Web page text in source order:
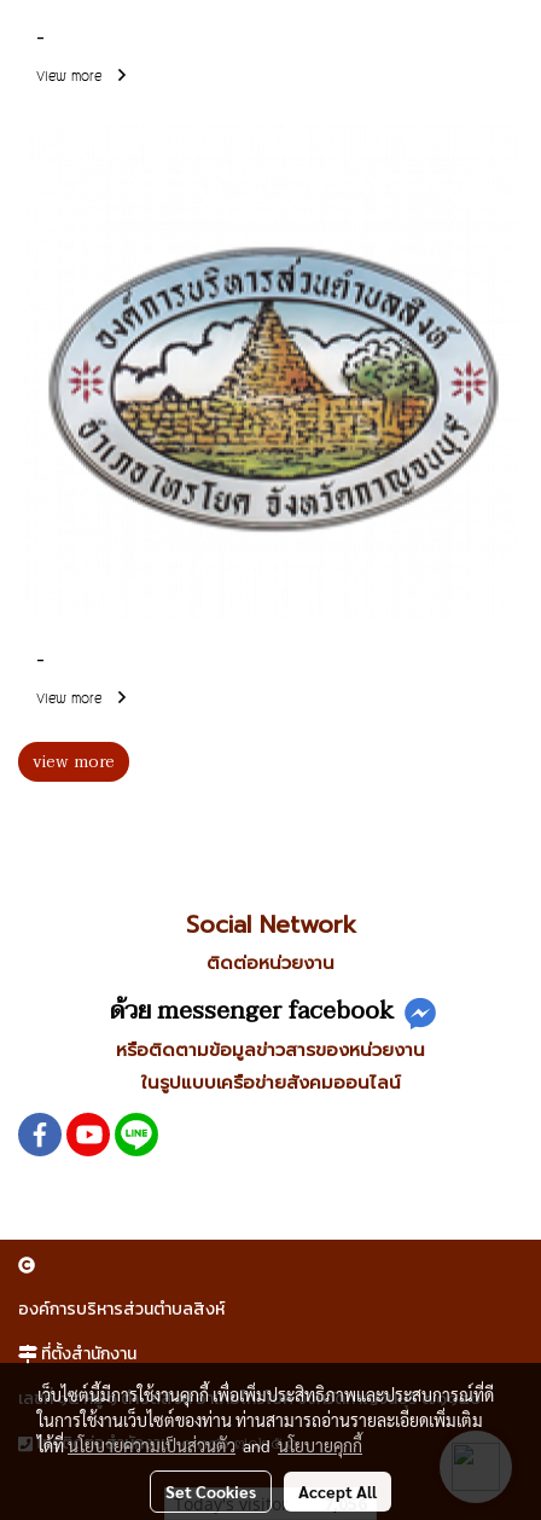
-
View more
-
View more
view more
Social Network
ติดต่อหน่วยงาน
ด้วย messenger facebook
หรือติดตามข้อมูลข่าวสารของหน่วยงาน
ในรูปแบบเครือข่ายสังคมออนไลน์
องค์การบริหารส่วนตำบลสิงห์
ที่ตั้งสำนักงาน
เลขที่ ๑๕ หมู่ ๑ ตำบลสิงห์ อำเภอไทรโยค จังหวัดกาญจนบุรี ๗๑๑๕๐
โทรติดต่อสำนักงาน๐ ๓๔๖ ๗๐๒๕ ๓
Today's visitor 7,056
เว็บไซต์นี้มีการใช้งานคุกกี้ เพื่อเพิ่มประสิทธิภาพและประสบการณ์ที่ดี
ในการใช้งานเว็บไซต์ของท่าน ท่านสามารถอ่านรายละเอียดเพิ่มเติม
ได้ที่นโยบายความเป็นส่วนตัวandนโยบายคุกกี้
Set Cookies Accept All